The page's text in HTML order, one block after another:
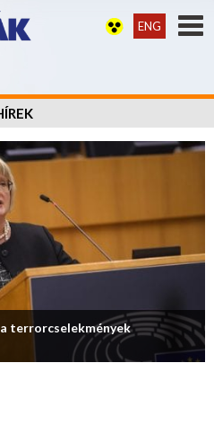
ENG
terrorcselekmények